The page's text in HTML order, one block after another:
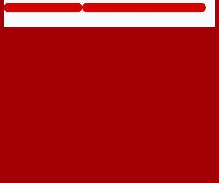
www.sieuthicuanhua.net Tổng đài tư vấn miễn phí: 0824.400.400